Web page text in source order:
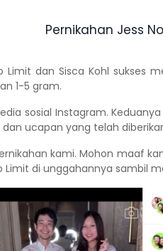
Pernikahan Jess
Limit dan Sisca Kohl sukses
1-5 gram.
sosial Instagram.
ucapan yang telah
kami. Mohon maaf
Limit di unggahannya sambil